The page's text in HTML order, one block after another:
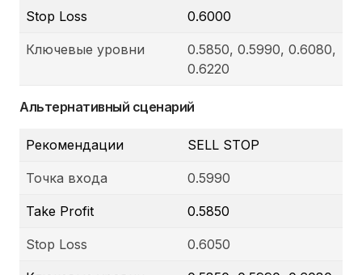
Stop Loss 0.6000
Ключевые уровни
0.5850, 0.5990, 0.6080,
0.6220
Альтернативный сценарий
Рекомендации SELL STOP
Точка входа 0.5990
Take Profit 0.5850
Stop Loss 0.6050